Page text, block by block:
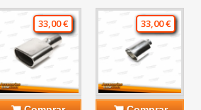
33,00 € 33,00 €